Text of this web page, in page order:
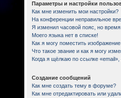
Параметры и настройки
Как мне изменить мои настройки?
На конференции неправильное
Я изменил часовой пояс, но
Моего языка нет в списке!
Как я могу поместить
Что такое звание и как я могу
Когда я щёлкаю по ссылке
Создание сообщений
Как мне создать тему в форуме?
Как мне отредактировать или